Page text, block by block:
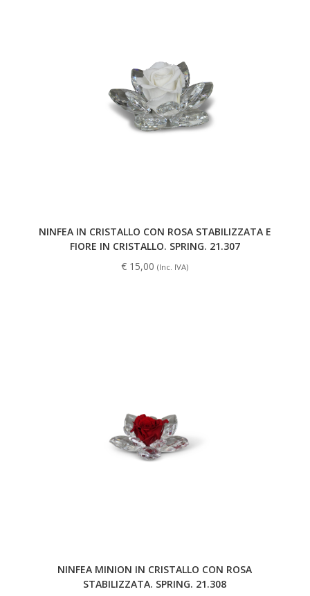
NINFEA IN CRISTALLO CON ROSA STABILIZZATA E
FIORE IN CRISTALLO. SPRING. 21.307
€ 15,00 (Inc. IVA)
NINFEA MINION IN CRISTALLO CON ROSA
STABILIZZATA. SPRING. 21.308